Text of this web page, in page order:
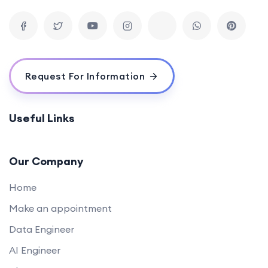
Request For Information
Useful Links
Our Company
Home
Make an appointment
Data Engineer
AI Engineer